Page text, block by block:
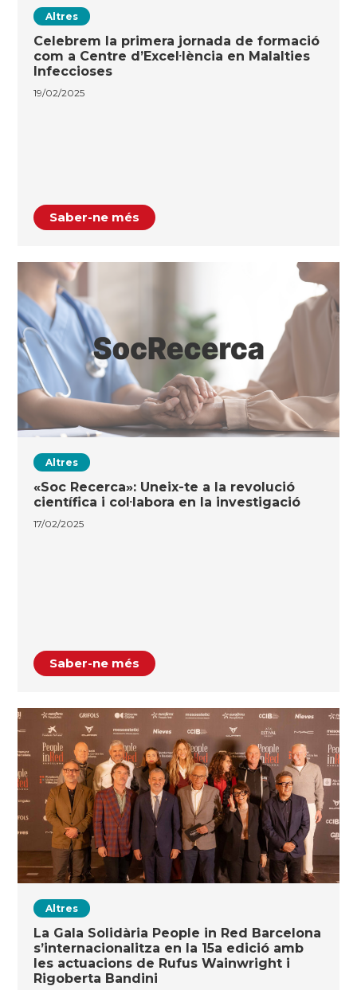
Altres
Celebrem la primera jornada de formació
com a Centre d’Excel·lència en Malalties
Infeccioses
19/02/2025
Saber-ne més
Altres
«Soc Recerca»: Uneix-te a la revolució
científica i col·labora en la investigació
17/02/2025
Saber-ne més
Altres
La Gala Solidària People in Red Barcelona
s’internacionalitza en la 15a edició amb
les actuacions de Rufus Wainwright i
Rigoberta Bandini